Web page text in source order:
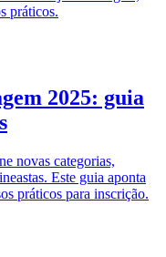
práticos.
2025: guia
novas categorias,
Este guia aponta
práticos para inscrição.